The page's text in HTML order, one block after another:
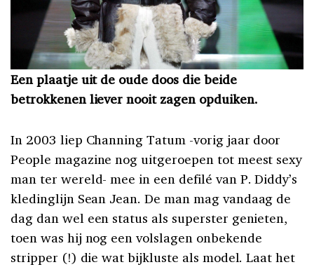
Een plaatje uit de oude doos die beide
betrokkenen liever nooit zagen opduiken.
In 2003 liep Channing Tatum -vorig jaar door
People magazine nog uitgeroepen tot meest sexy
man ter wereld- mee in een defilé van P. Diddy’s
kledinglijn Sean Jean. De man mag vandaag de
dag dan wel een status als superster genieten,
toen was hij nog een volslagen onbekende
stripper (!) die wat bijkluste als model. Laat het